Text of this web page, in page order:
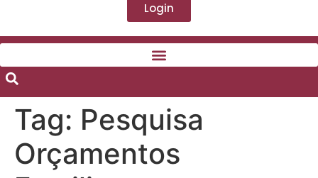
Login
Tag: Pesquisa
Orçamentos